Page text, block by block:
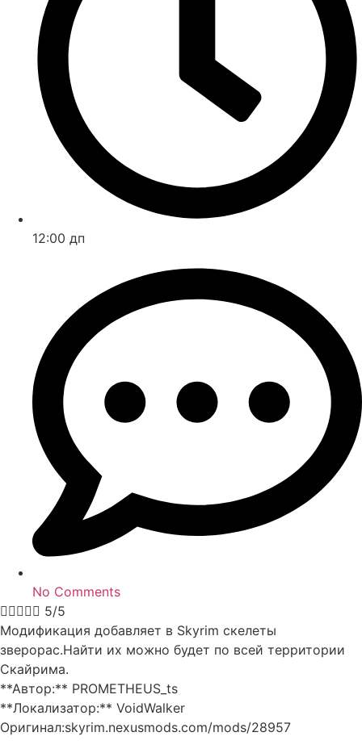
12:00 дп
No Comments
 5/5
Модификация добавляет в Skyrim скелеты
зверорас.Найти их можно будет по всей территории
Скайрима.
**Автор:** PROMETHEUS_ts
**Локализатор:** VoidWalker
Оригинал:skyrim.nexusmods.com/mods/28957